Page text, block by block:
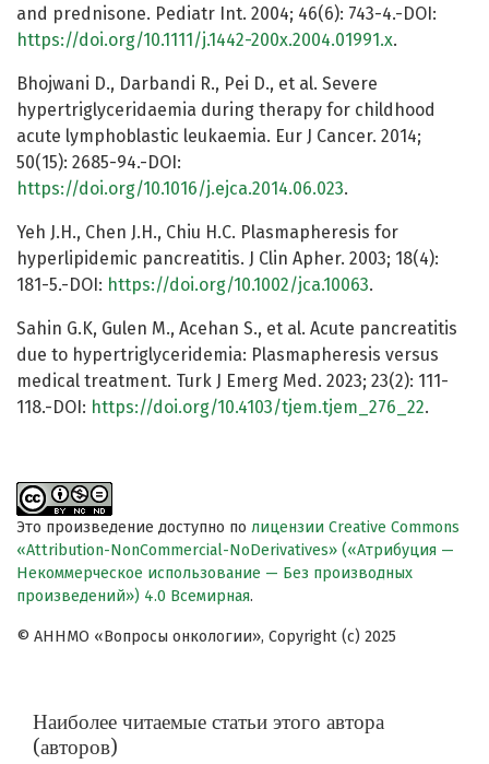
and prednisone. Pediatr Int. 2004; 46(6): 743-4.-DOI:
https://doi.org/10.1111/j.1442-200x.2004.01991.x.
Bhojwani D., Darbandi R., Pei D., et al. Severe
hypertriglyceridaemia during therapy for childhood
acute lymphoblastic leukaemia. Eur J Cancer. 2014;
50(15): 2685-94.-DOI:
https://doi.org/10.1016/j.ejca.2014.06.023.
Yeh J.H., Chen J.H., Chiu H.C. Plasmapheresis for
hyperlipidemic pancreatitis. J Clin Apher. 2003; 18(4):
181-5.-DOI: https://doi.org/10.1002/jca.10063.
Sahin G.K, Gulen M., Acehan S., et al. Acute pancreatitis
due to hypertriglyceridemia: Plasmapheresis versus
medical treatment. Turk J Emerg Med. 2023; 23(2): 111-
118.-DOI: https://doi.org/10.4103/tjem.tjem_276_22.
Это произведение доступно по лицензии Creative Commons
«Attribution-NonCommercial-NoDerivatives» («Атрибуция —
Некоммерческое использование — Без производных
произведений») 4.0 Всемирная.
© АННМО «Вопросы онкологии», Copyright (c) 2025
Наиболее читаемые статьи этого автора
(авторов)